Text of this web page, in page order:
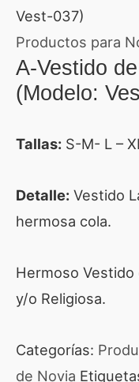
Vest-037)
Productos para
A-Vestido
(Modelo:
Tallas: S-M- L –
Detalle: Vestido
hermosa cola.
Hermoso Vestido
y/o Religiosa.
Categorías:
de Novia